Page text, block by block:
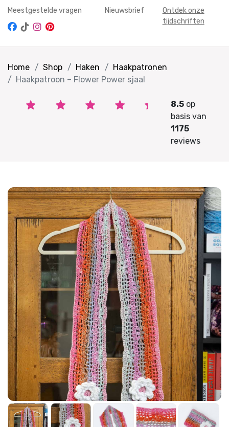
Meestgestelde vragen Nieuwsbrief
Ontdek onze
tijdschriften
Home Shop Haken
Haakpatronen
Haakpatroon – Flower Power sjaal
8.5op
basis van
1175
reviews